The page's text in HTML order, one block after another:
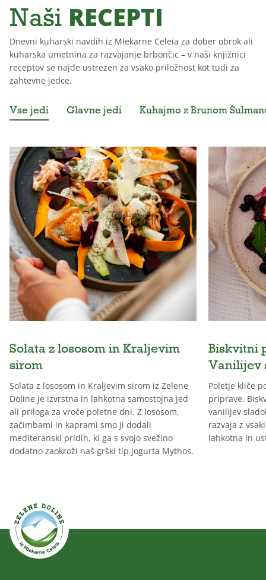
Naši RECEPTI
Dnevni kuharski navdih iz Mlekarne Celeia za dober obrok ali
kuharska umetnina za razvajanje brbončic – v naši knjižnici
receptov se najde ustrezen za vsako priložnost kot tudi za
zahtevne jedce.
Vse jedi Glavne jedi Kuhajmo z Brunom
Solata z lososom in Kraljevim
sirom
Solata z lososom in Kraljevim sirom iz Zelene
Doline je izvrstna in lahkotna samostojna jed
ali priloga za vroče poletne dni. Z lososom,
začimbami in kaprami smo ji dodali
mediteranski pridih, ki ga s svojo svežino
dodatno zaokroži naš grški tip jogurta Mythos.
Biskvitni
Vanilijev
Poletje kliče
priprave.
vanilijev
razvaja z
lahkotna in